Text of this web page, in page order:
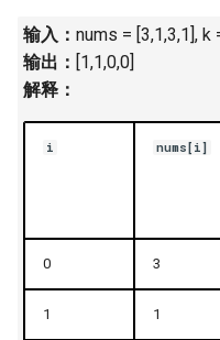
24. 反转链表
25. 合并两个排序的链表
28. 对称的二叉树
20. 回文子字符串的个数
21. 删除链表的倒数第 n
23. 两个链表的第一个重合
3.5. 栈排序
3.6. 动物收容所
4.1. 节点间通路
4.3. 特定深度节点链表
4.4. 检查平衡性
输入： nums = [3,1,3,1], k
输出： [1,1,0,0]
解释：
i nums[i]
0 3
1 1